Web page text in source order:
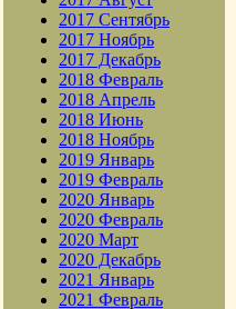
2017 Сентябрь
2017 Ноябрь
2017 Декабрь
2018 Февраль
2018 Апрель
2018 Июнь
2018 Ноябрь
2019 Январь
2019 Февраль
2020 Январь
2020 Февраль
2020 Март
2020 Декабрь
2021 Январь
2021 Февраль